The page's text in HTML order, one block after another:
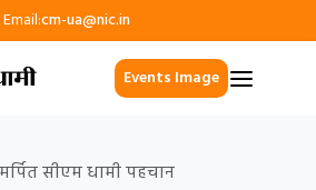
Email:cm-ua@nic.in
Events Image
सीएम धामी पहचान